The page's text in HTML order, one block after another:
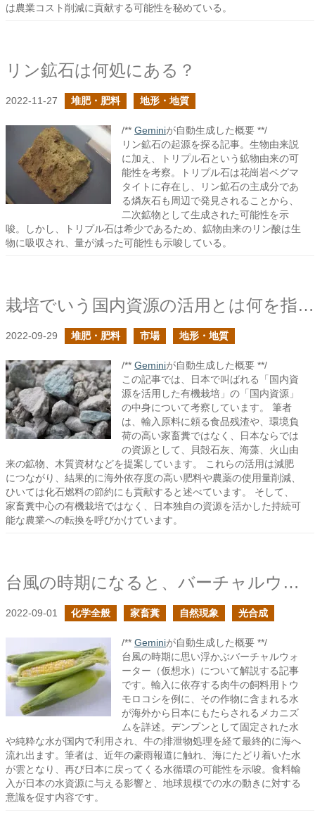
は農業コスト削減に貢献する可能性を秘めている。
リン鉱石は何処にある？
2022-11-27 堆肥・肥料 地形・地質
/** Geminiが自動生成した概要 **/
リン鉱石の起源を探る記事。生物由来説
に加え、トリプル石という鉱物由来の可
能性を考察。トリプル石は花崗岩ペグマ
タイトに存在し、リン鉱石の主成分であ
る燐灰石も周辺で発見されることから、
二次鉱物として生成された可能性を示
唆。しかし、トリプル石は希少であるため、鉱物由来のリン酸は生
物に吸収され、量が減った可能性も示唆している。
栽培でいう国内資源の活用とは何を指す？
2022-09-29 堆肥・肥料 市場 地形・地質
/** Geminiが自動生成した概要 **/
この記事では、日本で叫ばれる「国内資
源を活用した有機栽培」の「国内資源」
の中身について考察しています。 筆者
は、輸入原料に頼る食品残渣や、環境負
荷の高い家畜糞ではなく、日本ならでは
の資源として、貝殻石灰、海藻、火山由
来の鉱物、木質資材などを提案しています。 これらの活用は減肥
につながり、結果的に海外依存度の高い肥料や農薬の使用量削減、
ひいては化石燃料の節約にも貢献すると述べています。 そして、
家畜糞中心の有機栽培ではなく、日本独自の資源を活かした持続可
能な農業への転換を呼びかけています。
台風の時期になると、バーチャルウォーターのことが頭に浮かぶ
2022-09-01 化学全般 家畜糞 自然現象 光合成
/** Geminiが自動生成した概要 **/
台風の時期に思い浮かぶバーチャルウォ
ーター（仮想水）について解説する記事
です。輸入に依存する肉牛の飼料用トウ
モロコシを例に、その作物に含まれる水
が海外から日本にもたらされるメカニズ
ムを詳述。デンプンとして固定された水
や純粋な水が国内で利用され、牛の排泄物処理を経て最終的に海へ
流れ出ます。筆者は、近年の豪雨報道に触れ、海にたどり着いた水
が雲となり、再び日本に戻ってくる水循環の可能性を示唆。食料輸
入が日本の水資源に与える影響と、地球規模での水の動きに対する
意識を促す内容です。